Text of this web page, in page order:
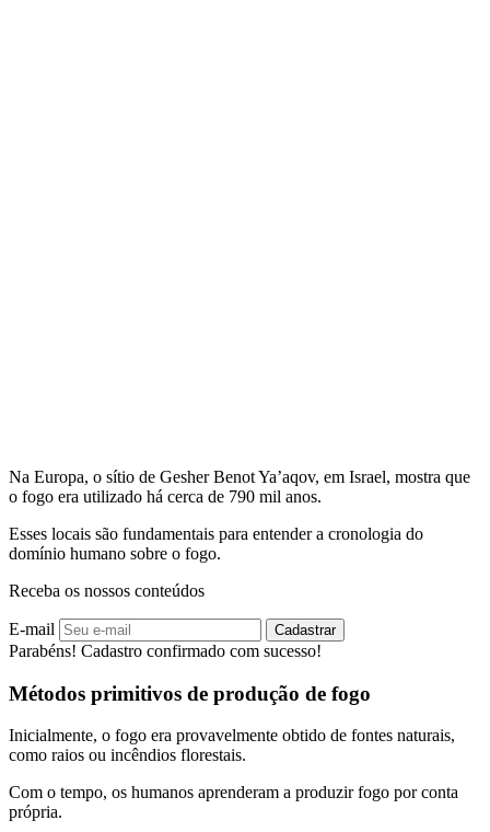
Na Europa, o sítio de Gesher Benot Ya’aqov, em Israel, mostra que
o fogo era utilizado há cerca de 790 mil anos.
Esses locais são fundamentais para entender a cronologia do
domínio humano sobre o fogo.
Receba os nossos conteúdos
E-mail Cadastrar
Parabéns! Cadastro confirmado com sucesso!
Métodos primitivos de produção de fogo
Inicialmente, o fogo era provavelmente obtido de fontes naturais,
como raios ou incêndios florestais.
Com o tempo, os humanos aprenderam a produzir fogo por conta
própria.